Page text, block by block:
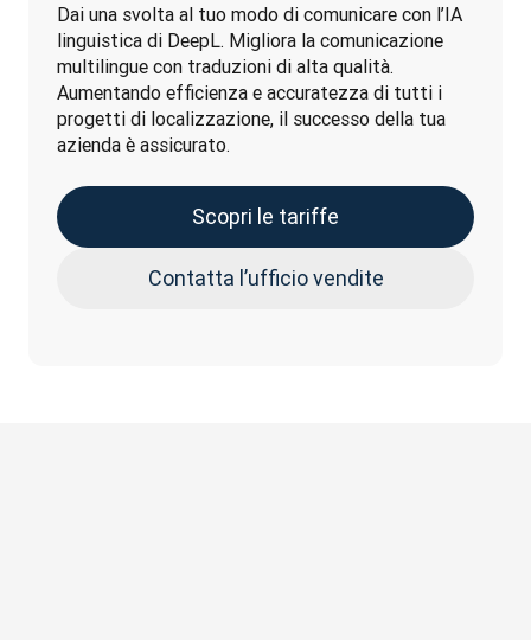
Dai una svolta al tuo modo di comunicare con l’IA
linguistica di DeepL. Migliora la comunicazione
multilingue con traduzioni di alta qualità.
Aumentando efficienza e accuratezza di tutti i
progetti di localizzazione, il successo della tua
azienda è assicurato.
Scopri le tariffe
Contatta l’ufficio vendite